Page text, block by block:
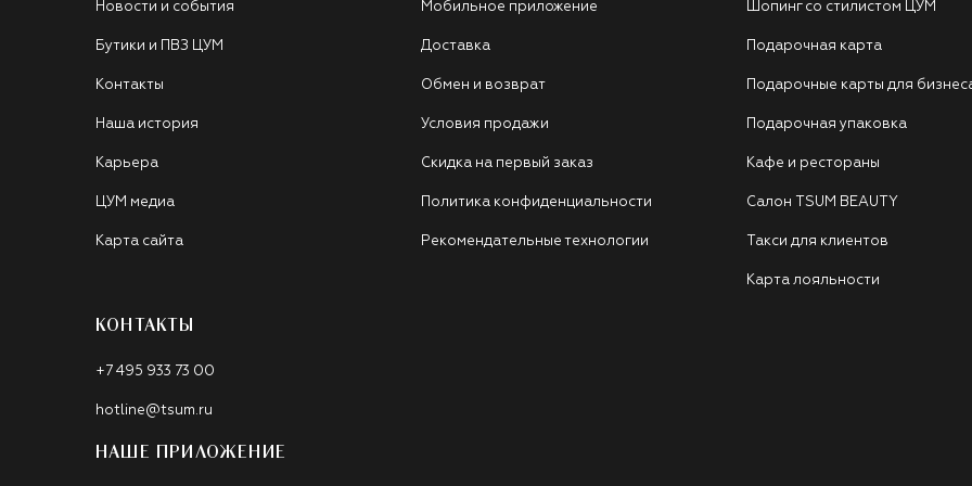
Новости и события
Бутики и ПВЗ ЦУМ
Контакты
Наша история
Карьера
ЦУМ медиа
Карта сайта
Мобильное приложение
Доставка
Обмен и возврат
Условия продажи
Скидка на первый заказ
Политика конфиденциальности
Рекомендательные технологии
Шопинг со стилистом ЦУМ
Подарочная карта
Подарочные карты для
Подарочная упаковка
Кафе и рестораны
Салон TSUM BEAUTY
Такси для клиентов
Карта лояльности
КОНТАКТЫ
+7 495 933 73 00
hotline@tsum.ru
НАШЕ ПРИЛОЖЕНИЕ